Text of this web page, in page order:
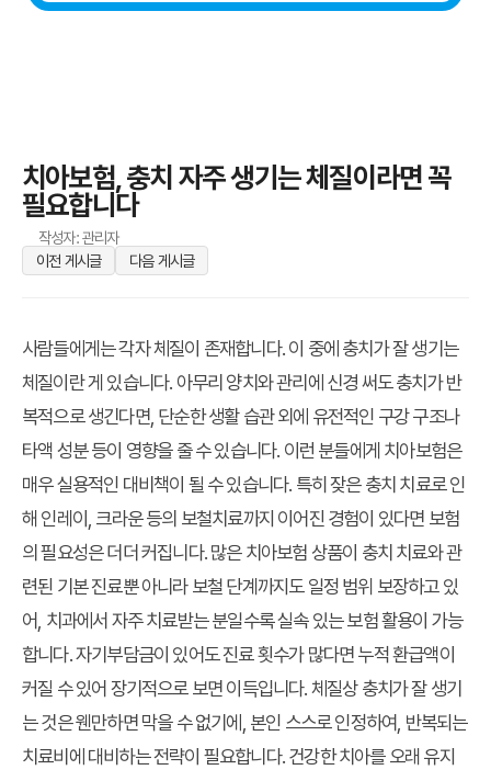
치아보험, 충치 자주 생기는 체질이라면 꼭
필요합니다
작성자: 관리자
이전 게시글
다음 게시글
사람들에게는 각자 체질이 존재합니다. 이 중에 충치가 잘 생기는
체질이란 게 있습니다. 아무리 양치와 관리에 신경 써도 충치가 반
복적으로 생긴다면, 단순한 생활 습관 외에 유전적인 구강 구조나
타액 성분 등이 영향을 줄 수 있습니다. 이런 분들에게 치아보험은
매우 실용적인 대비책이 될 수 있습니다. 특히 잦은 충치 치료로 인
해 인레이, 크라운 등의 보철치료까지 이어진 경험이 있다면 보험
의 필요성은 더더 커집니다. 많은 치아보험 상품이 충치 치료와 관
련된 기본 진료뿐 아니라 보철 단계까지도 일정 범위 보장하고 있
어, 치과에서 자주 치료받는 분일수록 실속 있는 보험 활용이 가능
합니다. 자기부담금이 있어도 진료 횟수가 많다면 누적 환급액이
커질 수 있어 장기적으로 보면 이득입니다. 체질상 충치가 잘 생기
는 것은 웬만하면 막을 수 없기에, 본인 스스로 인정하여, 반복되는
치료비에 대비하는 전략이 필요합니다. 건강한 치아를 오래 유지